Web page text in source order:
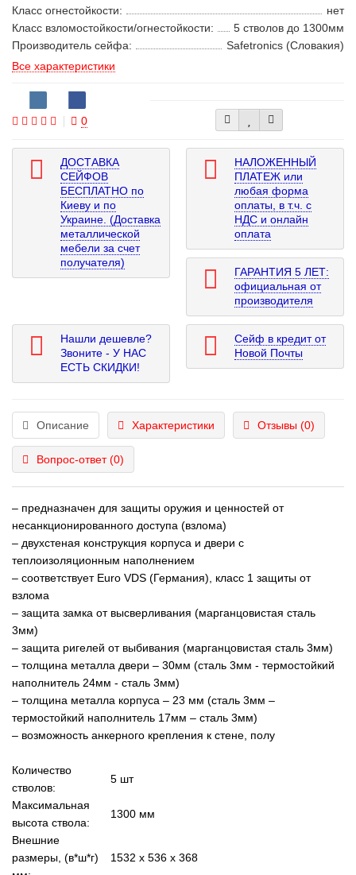
Класс огнестойкости:
нет
Класс взломостойкости/огнестойкости:
5 стволов до 1300мм
Производитель сейфа:
Safetronics (Словакия)
Все характеристики
0
ДОСТАВКА
СЕЙФОВ
БЕСПЛАТНО по
Киеву и по
Украине. (Доставка
металлической
мебели за счет
получателя)
НАЛОЖЕННЫЙ
ПЛАТЕЖ или
любая форма
оплаты, в т.ч. с
НДС и онлайн
оплата
ГАРАНТИЯ 5 ЛЕТ:
официальная от
производителя
Нашли дешевле?
Звоните - У НАС
ЕСТЬ СКИДКИ!
Сейф в кредит от
Новой Почты
Описание Характеристики Отзывы (0)
Вопрос-ответ(0)
– предназначен для защиты оружия и ценностей от
несанкционированного доступа (взлома)
– двухстеная конструкция корпуса и двери с
теплоизоляционным наполнением
– соответствует Euro VDS (Германия), класс 1 защиты от
взлома
– защита замка от высверливания (марганцовистая сталь
3мм)
– защита ригелей от выбивания (марганцовистая сталь 3мм)
– толщина металла двери – 30мм (сталь 3мм - термостойкий
наполнитель 24мм - сталь 3мм)
– толщина металла корпуса – 23 мм (сталь 3мм –
термостойкий наполнитель 17мм – сталь 3мм)
– возможность анкерного крепления к стене, полу
Количество
стволов:
5 шт
Максимальная
высота ствола:
1300 мм
Внешние
размеры, (в*ш*г)
1532 x 536 x 368